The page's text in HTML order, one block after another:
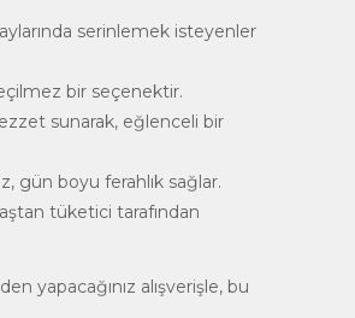
serinlemek isteyenler
bir seçenektir.
sunarak, eğlenceli bir
gün boyu ferahlık sağlar.
tüketici tarafından
yapacağınız alışverişle, bu